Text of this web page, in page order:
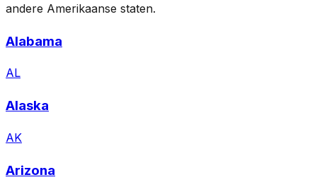
andere Amerikaanse staten.
Alabama
AL
Alaska
AK
Arizona